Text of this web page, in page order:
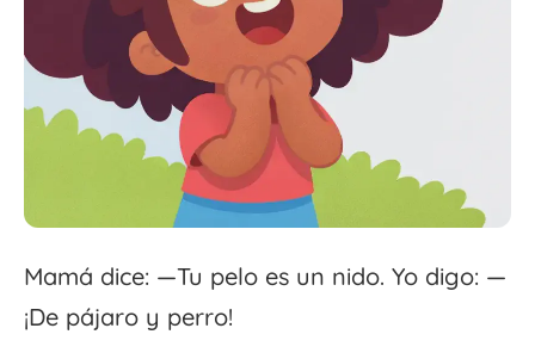
Mamá dice: —Tu pelo es un nido. Yo digo: —
¡De pájaro y perro!